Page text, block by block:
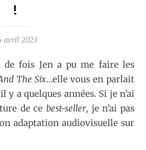
!
avril 2023
The Six…elle vous en parlait
y a quelques années. Si je n’ai
de cebest-seller, je n’ai pas
adaptation audiovisuelle sur